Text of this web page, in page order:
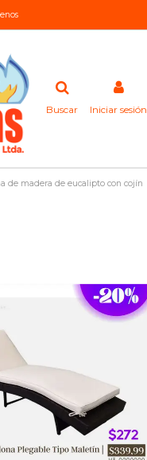
Buscar Iniciar sesión
de madera de eucalipto con cojín